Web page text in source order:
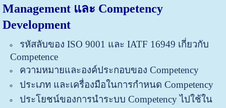
Management และ Competency
Development
รหัสลับของ ISO 9001 และ IATF 16949 เกี่ยวกับ
Competence
ความหมายและองค์ประกอบของ Competency
ประเภท และเครื่องมือในการกำหนด Competency
ประโยชน์ของการนำระบบ Competency ไปใช้ใน